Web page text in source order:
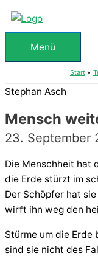
Zum
Inhalt
springenMenü
Menü
Start
Stephan Asch
Mensch
23. September
Die Menschheit hat
die Erde stürzt im
Der Schöpfer hat
wirft ihn weg den
Stürme um die Erde
sind sie nicht des